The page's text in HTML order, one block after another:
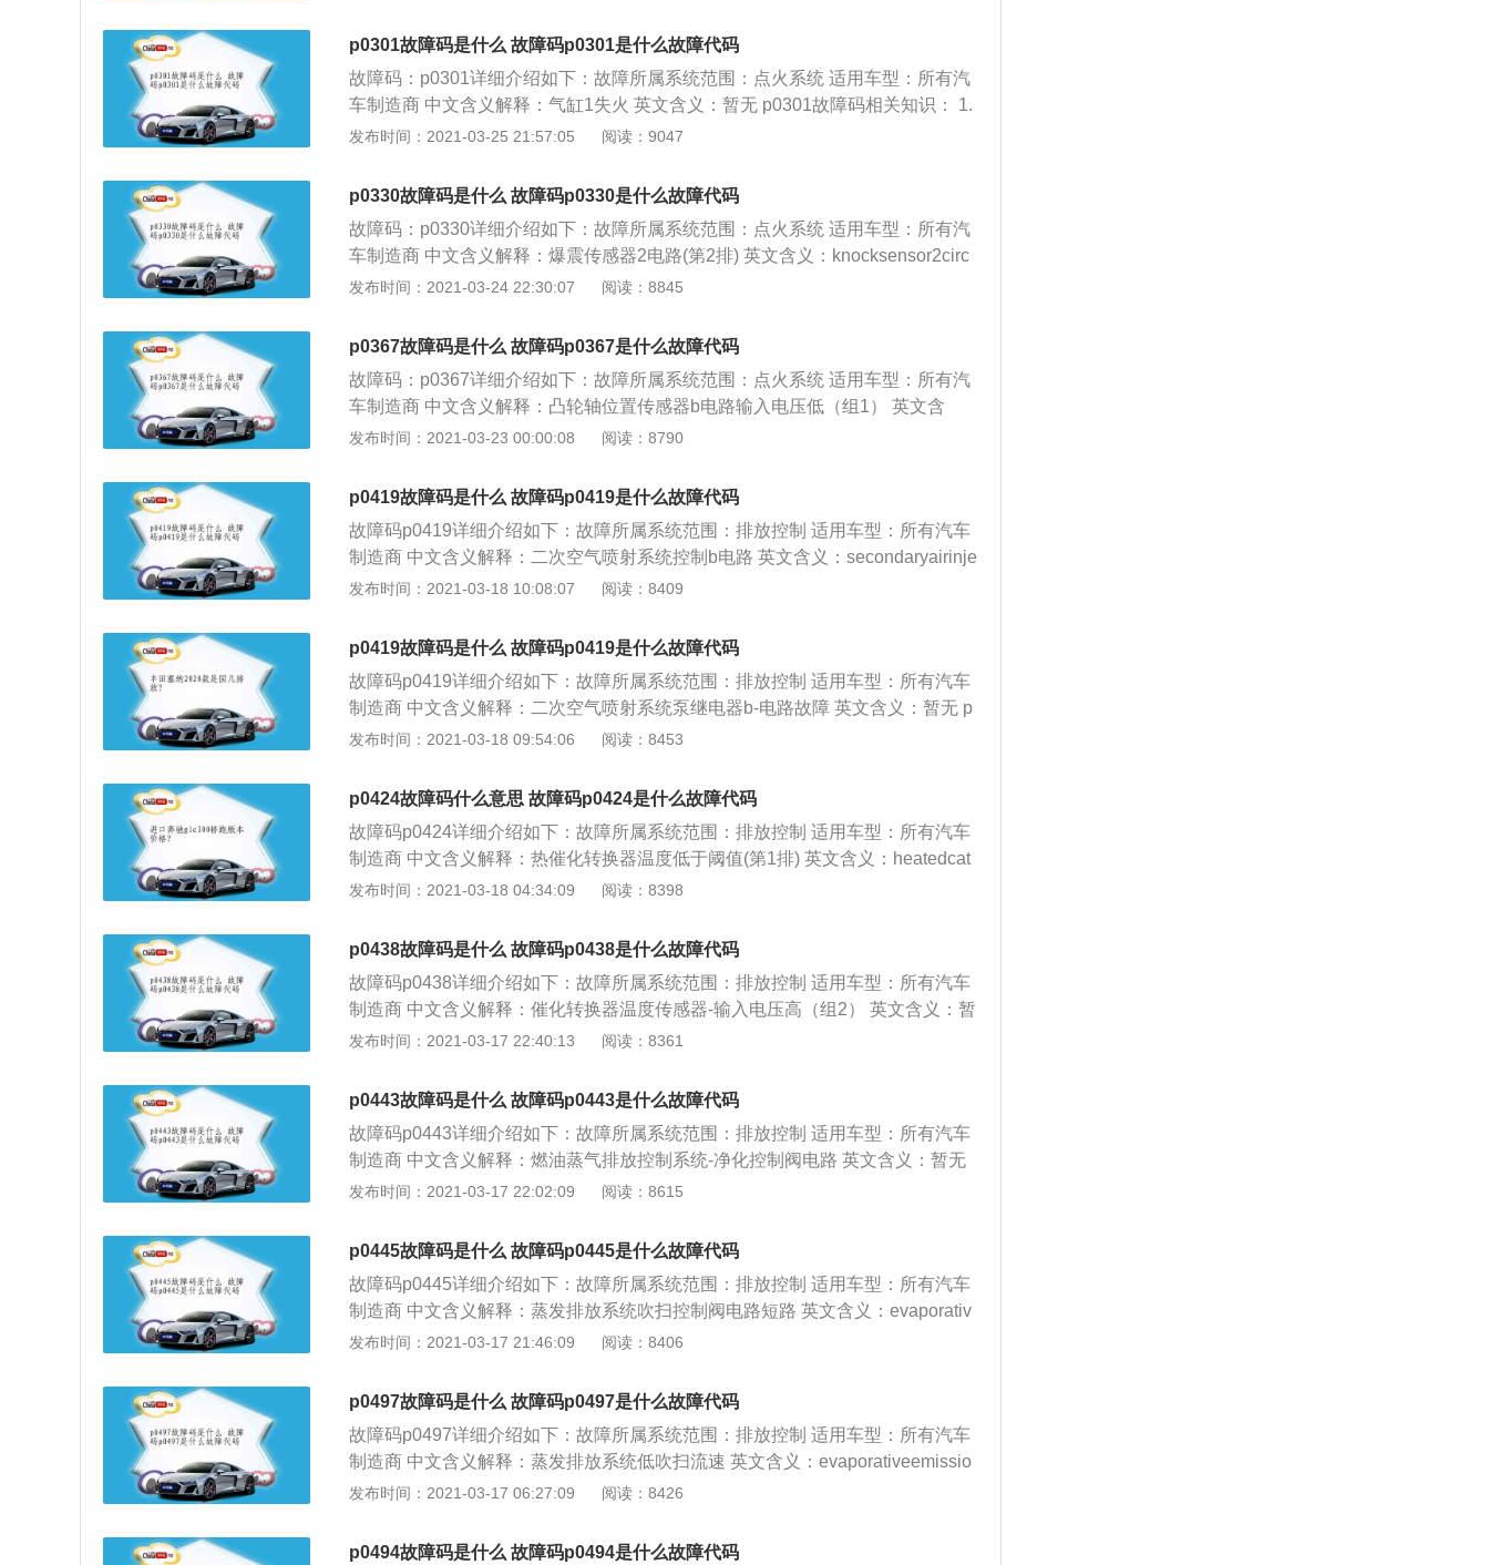
转换器造成破坏的失火，故障指示灯会闪烁，此时应立即关闭发动机。该故障码
表明电子控制单元(ecu)检测到气缸1失火。故障原因包括点火系统故障，燃油输
送故障，进气歧管或egr，pcv的空气泄漏，机械性气缸故障等。 故障原因和影
响：暂无 建议及解决方法：暂无
p0301故障码是什么 故障码p0301是什么故障代码
故障码：p0301详细介绍如下：故障所属系统范围：点火系统 适用车型：所有汽
车制造商 中文含义解释：气缸1失火 英文含义：暂无 p0301故障码相关知识： 1.
点火系统在车上的位置及作用：a).作用是适当的时机火花塞能产生足以点燃汽缸
影响：a).点火系统对车辆燃烧机功率有一定影响 故障原因和影响：暂无 建议及
解决方法：暂无
发布时间：2021-03-25 21:57:05 阅读：9047
p0330故障码是什么 故障码p0330是什么故障代码
故障码：p0330详细介绍如下：故障所属系统范围：点火系统 适用车型：所有汽
车制造商 中文含义解释：爆震传感器2电路(第2排) 英文含义：knocksensor2circ
uit(bank2) p0330故障码相关知识： 爆震传感器负责在发动机转速改变时探测震
模块(ecu)会通过延迟点火等来避免爆震发生。如果这个电压超出了校准范围，该
故障码会出现。故障原因包括爆震传感器电路，接头，其本身故障，或电子控制
模块(pcm或ecm)故障等。 故障原因和影响：暂无 建议及解决方法：暂无
发布时间：2021-03-24 22:30:07 阅读：8845
p0367故障码是什么 故障码p0367是什么故障代码
故障码：p0367详细介绍如下：故障所属系统范围：点火系统 适用车型：所有汽
车制造商 中文含义解释：凸轮轴位置传感器b电路输入电压低（组1） 英文含
义：暂无 p0367故障码相关知识： 1.元件在车上的位置及作用：a).凸轮轴位置传
测1号气缸的位置，作为各气缸按顺序喷油和点火的参考。2.元件的类型及结构原
理和影响：a).凸轮轴位置传感器是一个一个由转子和信号线圈组成，旋转转子经
过磁场使磁场强度发生改变，从而产生脉冲电压。b).凸轮轴位置传感器有3根
线，一根为电源线，一根为地线，一根为信号输出线。c).凸轮轴位置传感器用来
检测1号气缸的位置，作为各气缸按顺序喷油、点火和爆燃控制的参考信号。 故
号，并输入ecu，以便ecu识别气缸1压缩上止点，从而进行顺序喷油控制、点火
时刻控制和爆燃控制。该故障码表明凸轮轴位置传感器信号电压低于校准的最低
值。 建议及解决方法：1.故障原因a).检查机油是否严重脏污b).凸轮轴位置传感器
a).检查机油是否严重脏污，如有，更换机油。故障未解决或有其他故障请找专业
发布时间：2021-03-23 00:00:08 阅读：8790
p0419故障码是什么 故障码p0419是什么故障代码
故障码p0419详细介绍如下：故障所属系统范围：排放控制 适用车型：所有汽车
制造商 中文含义解释：二次空气喷射系统控制b电路 英文含义：secondaryairinje
ctionsystemcontrolbcircuit p0419故障码相关知识： 在发动机刚刚启动时，二次
等有害气体。这个过程也同时加速了催化转换器的暖化过程。如果电子控制单元
(ecu)检测到二次空气喷射系统控制电磁阀电路有开路或短路的情况，该故障码会
出现。 故障原因和影响：暂无 建议及解决方法：暂无
发布时间：2021-03-18 10:08:07 阅读：8409
p0419故障码是什么 故障码p0419是什么故障代码
故障码p0419详细介绍如下：故障所属系统范围：排放控制 适用车型：所有汽车
制造商 中文含义解释：二次空气喷射系统泵继电器b-电路故障 英文含义：暂无 p
0419故障码相关知识： 1.二次空气喷射系统控制阀在车上的位置及作用：a).二次
气强制送入发动机排气管，使排气管中的hc和co进一步氧化生成水和co2。2.二
次空气喷射系统控制阀的类型及结构原理和影响：a).二次空气喷射系统由空气
泵、空气喷射控制阀、空气喷射驱动器和连接管等组成。b).发动机控制单元通过
空气喷射驱动器控制空气泵及空气喷射控制阀工作，同时空气喷射驱动器将二次
空气喷射系统工作状态反馈给发动机控制单元。c).由于气缸内温度低，所以混合
的混合气的空燃比更接近理想空燃比。 故障原因和影响：1.故障码解释二次空气
喷射技术就是在在一定工况下，将新鲜的空气导入到汽车的排气管内，从而使新
鲜空气和发动机废气很好地混合在一起。含氧量丰富的新鲜空气对发动机废气中
启动时的排气温度快速提升，从而保证后面的三元催化器在汽车启动后快速进入
检测到二次空气喷射系统泵继电器电路有开路或短路的情况，该故障码会出现。
建议及解决方法：1.故障原因a).二次空气喷射系统管道是否破裂漏气（若有漏
气，通常会有异响）；b).二次空气喷射系统电磁阀是否老化或破损；c).二次空气
喷射系统空气泵、分流阀、单向阀、释压阀等是否有故障；d).二次空气喷射系统
器是否异常（如进气压力、冷却液温度、氧传感器等）；f).ecu是否有故障2.处理
方法a).检查二次空气喷射系统管道是否破裂漏气，若有，修补或更换。故障未解
决或有其他故障请找专业技师。b).平时注意定期清理空气滤清器，如果车辆经常
涉水，二次空气喷射系统的各阀门有可能因吸入的水分导致生锈卡死，所以车辆
应尽量避免涉水。
发布时间：2021-03-18 09:54:06 阅读：8453
p0424故障码什么意思 故障码p0424是什么故障代码
故障码p0424详细介绍如下：故障所属系统范围：排放控制 适用车型：所有汽车
制造商 中文含义解释：热催化转换器温度低于阈值(第1排) 英文含义：heatedcat
alysttemperaturebelowthreshold(bank1) p0424故障码相关知识： 催化转换器(也
对人体无害的气体的排气净化装置。它一般位于排气管的消声器之前。该故障码
表明预热以后催化转换器温度低于设定的最低极限。故障原因包括催化转换器，
氧传感器，以及电路，接头等。 故障原因和影响：暂无 建议及解决方法：暂无
发布时间：2021-03-18 04:34:09 阅读：8398
p0438故障码是什么 故障码p0438是什么故障代码
故障码p0438详细介绍如下：故障所属系统范围：排放控制 适用车型：所有汽车
制造商 中文含义解释：催化转换器温度传感器-输入电压高（组2） 英文含义：暂
无 p0438故障码相关知识： 1.催化转换器温度传感器在车上的位置及作用：a).催
检测催化转换器温度，防止温度过高损坏催化转换器。2.催化转换器温度传感器
的类型及结构原理和影响：a).催化转换器温度传感器为双线制，分别为信号线和
电源线。b).排气温度传感器也是用负温度系数的热敏电阻作为温度检测元件 其电
阻元件安装在传感器前端感热部位。 故障原因和影响：暂无 建议及解决方法：暂
无
发布时间：2021-03-17 22:40:13 阅读：8361
p0443故障码是什么 故障码p0443是什么故障代码
故障码p0443详细介绍如下：故障所属系统范围：排放控制 适用车型：所有汽车
制造商 中文含义解释：燃油蒸气排放控制系统-净化控制阀电路 英文含义：暂无
p0443故障码相关知识： 1.碳罐控制系统转换阀在车上的位置及作用：a).碳罐控
碳罐内的汽油蒸汽在进气管的真空度作用下被洁净空气带入气缸内参加燃烧。2.
碳罐控制系统转换阀的类型及结构原理和影响：a).碳罐控制系统转换阀为双线
制，分别是电源线和搭铁线。b).碳罐控制系统转换阀是降低油耗和防止燃油蒸汽
直接排放至空气的重要元件。 故障原因和影响：1.故障码解释蒸发排放（evap）
系统的作用是将油箱中的汽油蒸气导入装有可以吸收汽油蒸气的活性炭的储罐
免直接排入空气中。如果ecu检测到碳罐控制电磁阀控制电路电压不在标准范围
内，该故障码会出现。 建议及解决方法：1.故障原因a).检查油箱盖是否破损或者
关闭不严b).检查evap系统管道是否有泄漏等故障c).碳罐控制电磁阀及其线路是否
障f).进气压力传感器及其线路是否有故障g).ecu是否有故障2.处理方法a).检查油箱
业技师。
发布时间：2021-03-17 22:02:09 阅读：8615
p0445故障码是什么 故障码p0445是什么故障代码
故障码p0445详细介绍如下：故障所属系统范围：排放控制 适用车型：所有汽车
制造商 中文含义解释：蒸发排放系统吹扫控制阀电路短路 英文含义：evaporativ
eemissionsystempurgecontrolvalvecircuitshorted p0445故障码相关知识： 蒸发
里。发动机然后会利用新鲜空气将这些汽油蒸气吹扫到发动机燃烧室里。如果电
子控制单元(ecu)检测到蒸发排放系统吹扫电磁阀控制电路有短路的情况，则该故
障码会出现。故障原因包括evap供电电路故障，evap电磁阀控制电路故障，eva
p电磁阀故障，evap炭罐泄漏，电子控制模块(pcm或ecm)故障等。 故障原因和影
响：暂无 建议及解决方法：暂无
发布时间：2021-03-17 21:46:09 阅读：8406
p0497故障码是什么 故障码p0497是什么故障代码
故障码p0497详细介绍如下：故障所属系统范围：排放控制 适用车型：所有汽车
制造商 中文含义解释：蒸发排放系统低吹扫流速 英文含义：evaporativeemissio
nsystemlowpurgeflow p0497故障码相关知识： 蒸发排放(evap)系统将油箱中的
空气将这些汽油蒸气吹扫到发动机燃烧室里。该故障码表明蒸发排放系统的吹扫
发布时间：2021-03-17 06:27:09 阅读：8426
p0494故障码是什么 故障码p0494是什么故障代码